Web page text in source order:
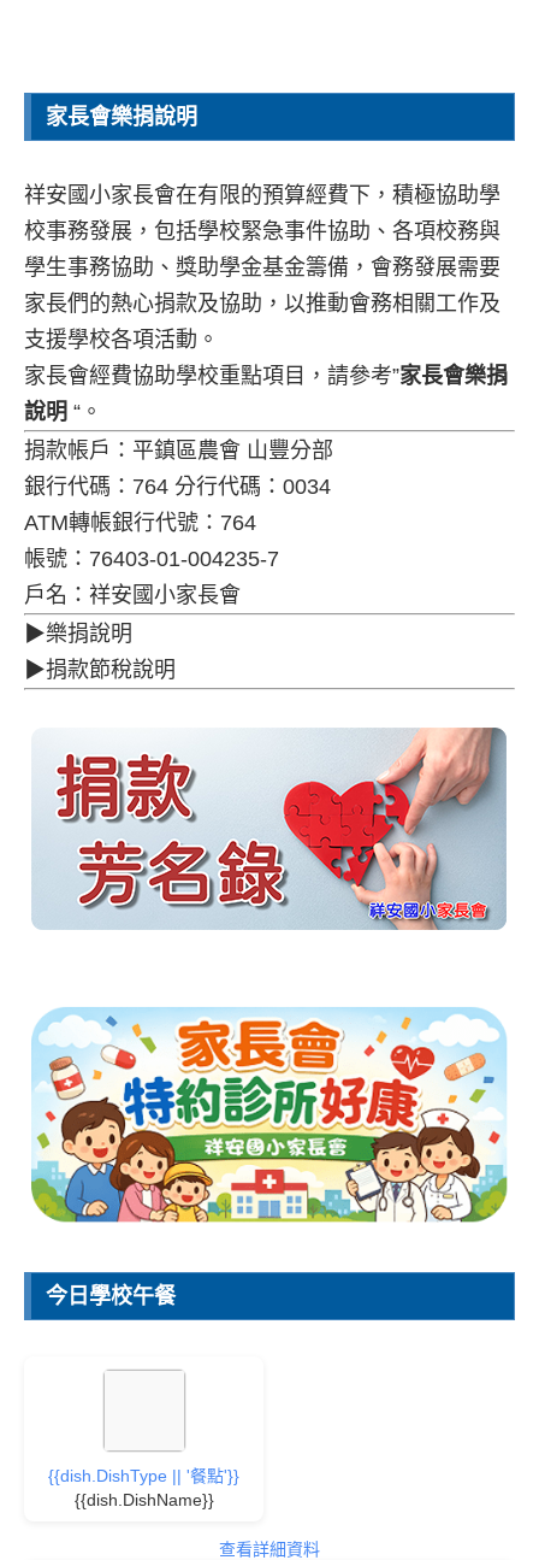
家長會樂捐說明
祥安國小家長會在有限的預算經費下，積極協助學
校事務發展，包括學校緊急事件協助、各項校務與
學生事務協助、獎助學金基金籌備，會務發展需要
家長們的熱心捐款及協助，以推動會務相關工作及
支援學校各項活動。
家長會經費協助學校重點項目，請參考”家長會樂捐
說明 “。
捐款帳戶：平鎮區農會 山豐分部
銀行代碼：764 分行代碼：0034
ATM轉帳銀行代號：764
帳號：76403-01-004235-7
戶名：祥安國小家長會
▶樂捐說明
▶捐款節稅說明
今日學校午餐
{{dish.DishType || '餐點'}}
{{dish.DishName}}
查看詳細資料